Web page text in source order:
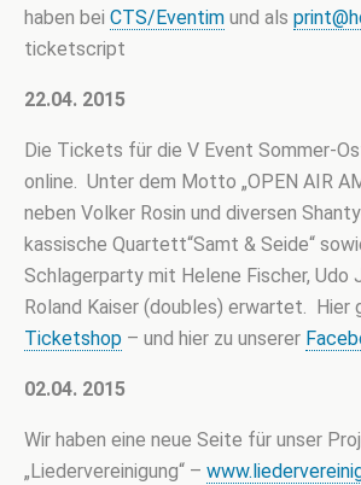
haben bei CTS/Eventim und als
ticketscript
22.04. 2015
Die Tickets für die V Event Sommer-
online. Unter dem Motto „OPEN AIR
neben Volker Rosin und diversen
kassische Quartett“Samt & Seide“
Schlagerparty mit Helene Fischer, Udo
Roland Kaiser (doubles) erwartet. Hier
Ticketshop – und hier zu unserer
02.04. 2015
Wir haben eine neue Seite für unser
„Liedervereinigung“ –